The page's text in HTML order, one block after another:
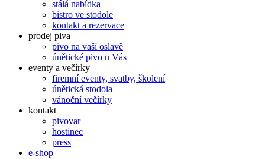
stálá nabídka
bistro ve stodole
kontakt a rezervace
prodej piva
pivo na vaší oslavě
únětické pivo u Vás
eventy a večírky
firemní eventy, svatby, školení
únětická stodola
vánoční večírky
kontakt
pivovar
hostinec
press
e-shop